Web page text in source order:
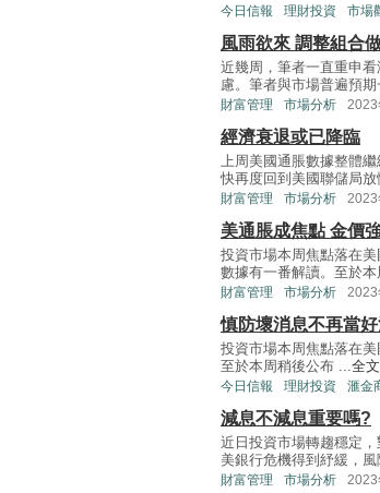
今日信報 理財投資 市場
風雨欲來 調整組合
近幾周，筆者一直重申
慮。筆者與市場普遍預
財富管理 市場分析 2023
經濟衰退或已降臨
上周美國通脹數據整體
快再度回到美國聯儲局
財富管理 市場分析 2023
美通脹成焦點 金價
投資市場本周焦點落在
數據有一番解讀。至於
財富管理 市場分析 2023
慎防壞消息不再當
投資市場本周焦點落在
至於本周稍後公布 ...全文
今日信報 理財投資 滙金
減息不減息重要嗎?
近日投資市場轉趨穩定
美銀行危機得到紓緩，
財富管理 市場分析 2023